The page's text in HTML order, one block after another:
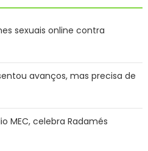
sexuais online contra
avanços, mas precisa de
MEC, celebra Radamés